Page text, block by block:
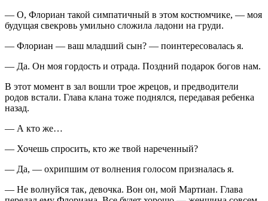
— О, Флориан такой симпатичный в этом костюмчике, — моя
будущая свекровь умильно сложила ладони на груди.
— Флориан — ваш младший сын? — поинтересовалась я.
— Да. Он моя гордость и отрада. Поздний подарок богов нам.
В этот момент в зал вошли трое жрецов, и предводители
родов встали. Глава клана тоже поднялся, передавая ребенка
назад.
— А кто же…
— Хочешь спросить, кто же твой нареченный?
— Да, — охрипшим от волнения голосом призналась я.
— Не волнуйся так, девочка. Вон он, мой Мартиан. Глава